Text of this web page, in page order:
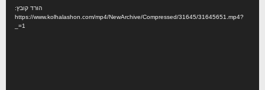
הורד קובץ:
https://www.kolhalashon.com/mp4/NewArchive/Compressed/31645/31645651.mp4?
_=1